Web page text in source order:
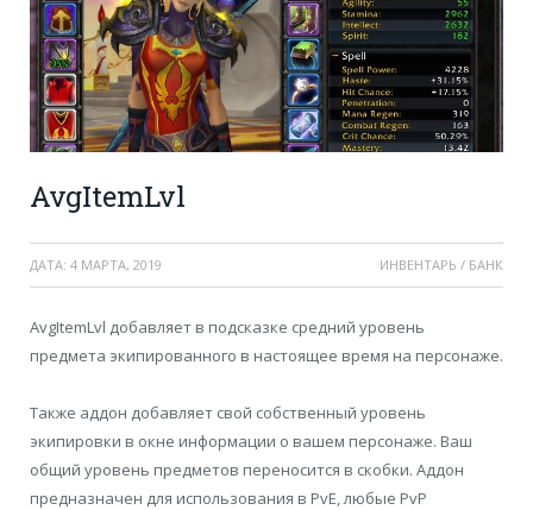
AvgItemLvl
ДАТА: 4 МАРТА, 2019 ИНВЕНТАРЬ / БАНК
AvgItemLvl добавляет в подсказке средний уровень
предмета экипированного в настоящее время на персонаже.
Также аддон добавляет свой собственный уровень
экипировки в окне информации о вашем персонаже. Ваш
общий уровень предметов переносится в скобки. Аддон
предназначен для использования в PvE, любые PvP